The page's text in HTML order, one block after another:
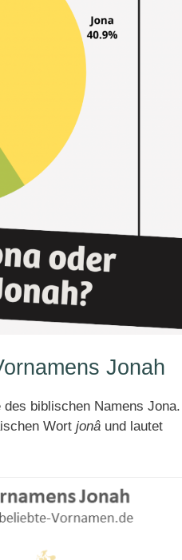
Jonah
biblischen Namens Jona.
Wort jonâ und lautet